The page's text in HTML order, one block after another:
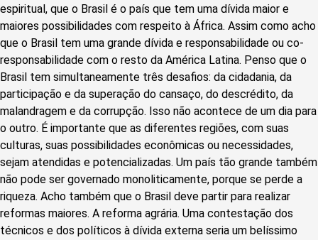
espiritual, que o Brasil é o país que tem uma dívida maior e
maiores possibilidades com respeito à África. Assim como acho
que o Brasil tem uma grande dívida e responsabilidade ou co-
responsabilidade com o resto da América Latina. Penso que o
Brasil tem simultaneamente três desafios: da cidadania, da
participação e da superação do cansaço, do descrédito, da
malandragem e da corrupção. Isso não acontece de um dia para
o outro. É importante que as diferentes regiões, com suas
culturas, suas possibilidades econômicas ou necessidades,
sejam atendidas e potencializadas. Um país tão grande também
não pode ser governado monoliticamente, porque se perde a
riqueza. Acho também que o Brasil deve partir para realizar
reformas maiores. A reforma agrária. Uma contestação dos
técnicos e dos políticos à dívida externa seria um belíssimo